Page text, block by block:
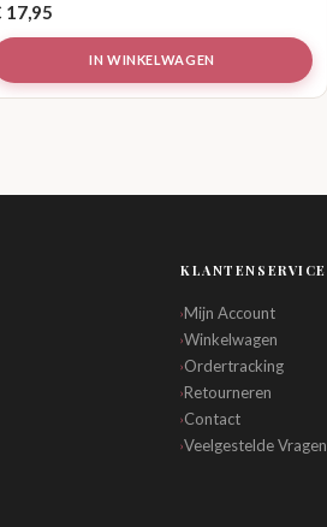
17,95
IN WINKELWAGEN
KLANTENSERVICE
›Mijn Account
›Winkelwagen
›Ordertracking
›Retourneren
›Contact
›Veelgestelde Vragen